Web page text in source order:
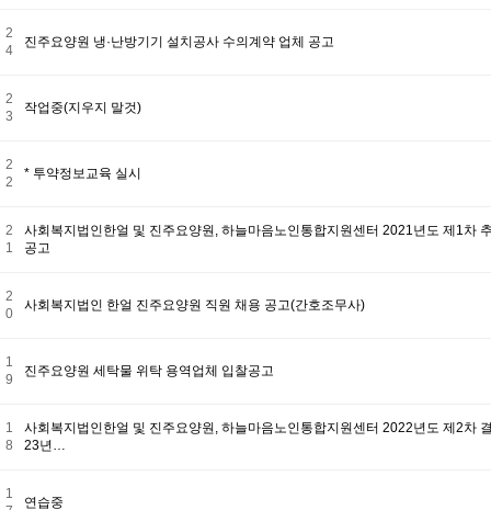
2
4
진주요양원 냉·난방기기 설치공사 수의계약 업체 공고
2
3
작업중(지우지 말것)
2
2
* 투약정보교육 실시
2
1
사회복지법인한얼 및 진주요양원, 하늘마음노인통합지원센터 2021년도 제1차
공고
2
0
사회복지법인 한얼 진주요양원 직원 채용 공고(간호조무사)
1
9
진주요양원 세탁물 위탁 용역업체 입찰공고
1
8
사회복지법인한얼 및 진주요양원, 하늘마음노인통합지원센터 2022년도 제2차
23년…
1
연습중